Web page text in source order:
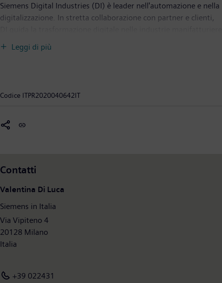
Siemens Digital Industries (DI) è leader nell'automazione e nella
digitalizzazione. In stretta collaborazione con partner e clienti,
alle aziende di tutte le dimensioni prodotti, soluzioni e servizi
maggiore produttività e flessibilità. Siemens Digital Industries
all'avanguardia, ha il proprio Head Quarter mondiale a
Leggi di più
Codice ITPR2020040642IT
Contatti
Valentina Di Luca
Siemens in Italia
Via Vipiteno 4
20128 Milano
Italia
+39 022431